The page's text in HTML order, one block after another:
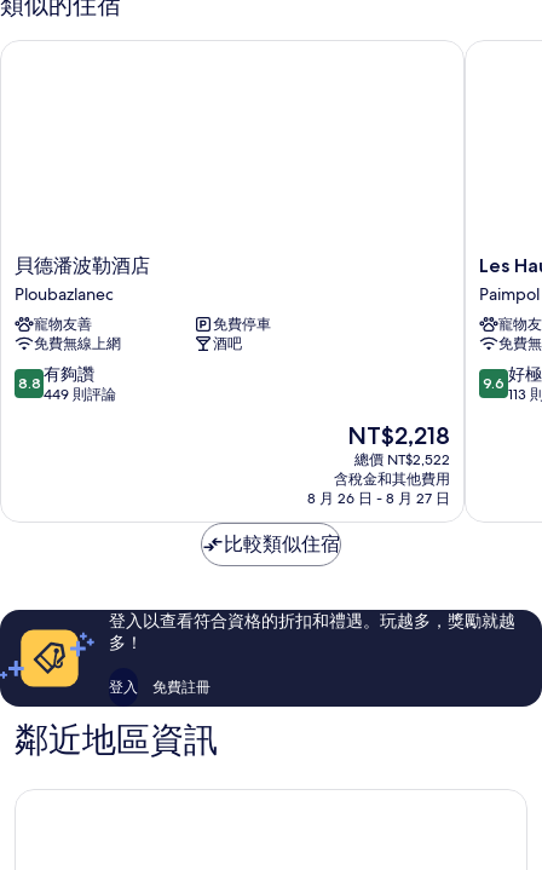
Island
View,
相
片
Smoking,
Room,
詳
貝
德
潘
波
勒
酒
店
貝德潘波勒酒店
Ploubazlanec
寵物友善
免費停車
免費無線上網
酒吧
8.8
分，
夠
評
論
8.8 有夠讚
449 則評論
現
在
價
格
為
NT$2,218
總價 NT$2,522
含稅金和其他費用
8 月 26 日 - 8 月 27 日
貝德潘波勒酒店
Les
Hauts
de
Kerano
Paimpol
Les
Paimpol
寵物
免費
9.6
分，
極
評
論
9.6 好
113
Les
比較類似住宿
登入以查看符合資格的折扣和禮遇。玩越多，獎勵就越
多！
登入 免費註冊
鄰近地區資訊